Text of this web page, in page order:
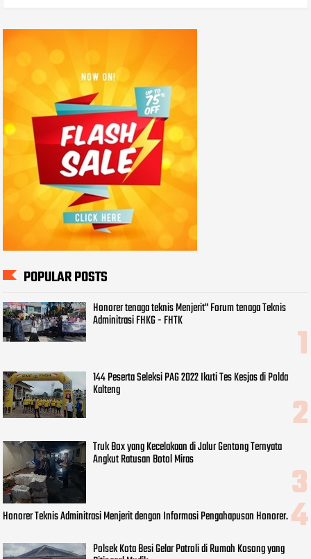
POPULAR POSTS
Honorer tenaga teknis Menjerit" Forum tenaga Teknis
Adminitrasi FHKG - FHTK
144 Peserta Seleksi PAG 2022 Ikuti Tes Kesjas di Polda
Kalteng
Truk Box yang Kecelakaan di Jalur Gentong Ternyata
Angkut Ratusan Botol Miras
Honorer Teknis Adminitrasi Menjerit dengan Informasi Pengahapusan Honorer.
Polsek Kota Besi Gelar Patroli di Rumah Kosong yang